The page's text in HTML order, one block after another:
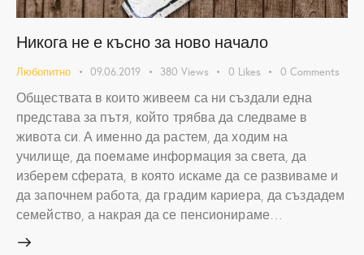
Никога не е късно за ново начало
Любопитно 09.06.2019 380 Views 0 Likes 0 Comments
Обществата в които живеем са ни създали една
представа за пътя, който трябва да следваме в
живота си. А именно да растем, да ходим на
училище, да поемаме информация за света, да
изберем сферата, в която искаме да се развиваме и
да започнем работа, да градим кариера, да създадем
семейство, а накрая да се пенсионираме…